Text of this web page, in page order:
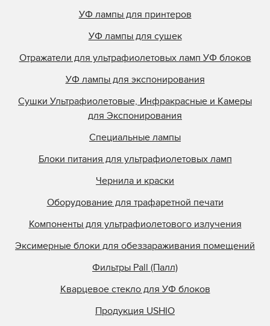
УФ лампы для принтеров
УФ лампы для сушек
Отражатели для ультрафиолетовых ламп УФ блоков
УФ лампы для экспонирования
Сушки Ультрафиолетовые, Инфракрасные и Камеры
для Экспонирования
Специальные лампы
Блоки питания для ультрафиолетовых ламп
Чернила и краски
Оборудование для трафаретной печати
Компоненты для ультрафиолетового излучения
Эксимерные блоки для обеззараживания помещений
Фильтры Pall (Палл)
Кварцевое стекло для УФ блоков
Продукция USHIO